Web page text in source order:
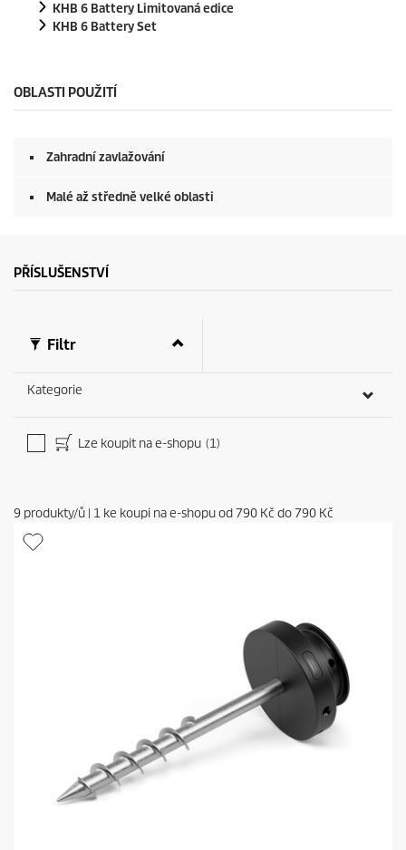
KHB 6 Battery Limitovaná edice
KHB 6 Battery Set
OBLASTI POUŽITÍ
Zahradní zavlažování
Malé až středně velké oblasti
PŘÍSLUŠENSTVÍ
Filtr
Kategorie
Lze koupit na e-shopu (1)
9 produkty/ů | 1 ke koupi na e-shopu od790 Kč do790 Kč